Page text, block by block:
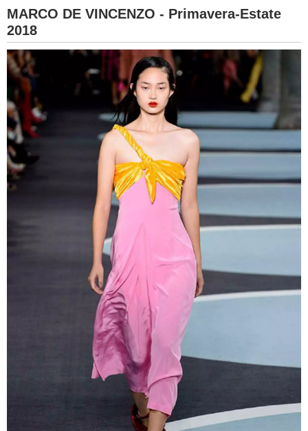
MARCO DE VINCENZO - Primavera-Estate
2018